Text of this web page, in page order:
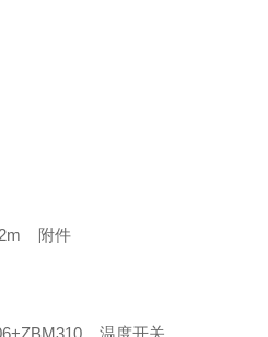
2m 附件
温度开关